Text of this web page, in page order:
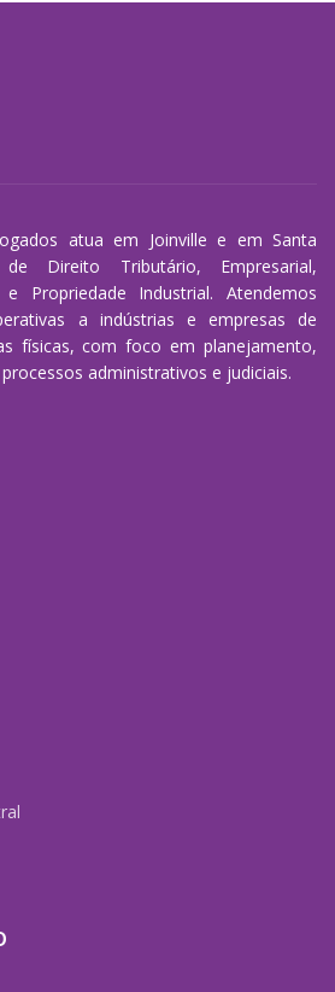
atua em Joinville e em Santa
Direito Tributário, Empresarial,
Propriedade Industrial. Atendemos
a indústrias e empresas de
físicas, com foco em planejamento,
administrativos e judiciais.